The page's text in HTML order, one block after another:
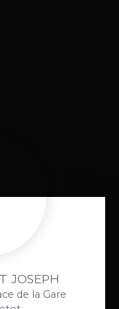
JOSEPH
de la Gare